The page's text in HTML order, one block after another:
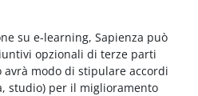
su e-learning, Sapienza può
opzionali di terze parti
avrà modo di stipulare accordi
studio) per il miglioramento